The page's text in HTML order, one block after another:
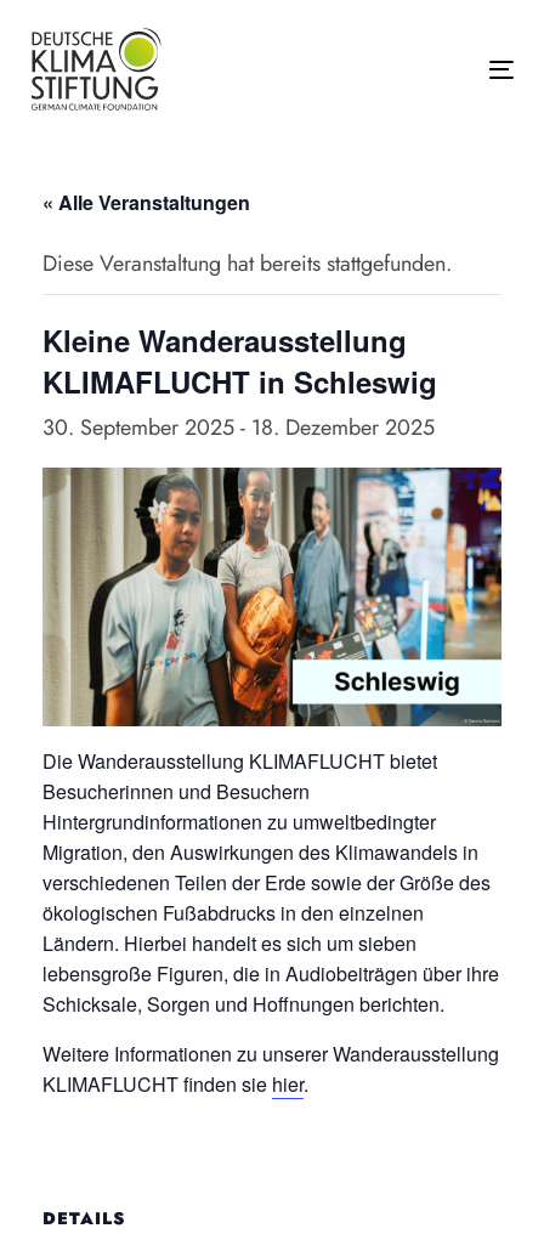
überspringen
primären
Navigation
springen
springen
« Alle Veranstaltungen
Diese Veranstaltung hat bereits stattgefunden.
Kleine Wanderausstellung
KLIMAFLUCHT in Schleswig
30. September 2025- 18. Dezember 2025
Die Wanderausstellung KLIMAFLUCHT bietet
Besucherinnen und Besuchern
Hintergrundinformationen zu umweltbedingter
Migration, den Auswirkungen des Klimawandels in
verschiedenen Teilen der Erde sowie der Größe des
ökologischen Fußabdrucks in den einzelnen
Ländern. Hierbei handelt es sich um sieben
lebensgroße Figuren, die in Audiobeiträgen über ihre
Schicksale, Sorgen und Hoffnungen berichten.
Weitere Informationen zu unserer Wanderausstellung
KLIMAFLUCHT finden sie hier.
DETAILS